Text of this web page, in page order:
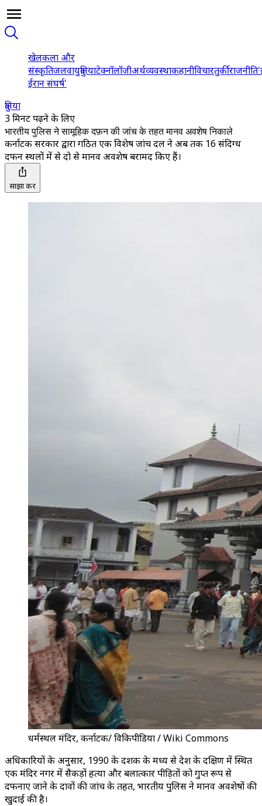
खेलकला और
संस्कृतिजलवायुदुनियाटेक्नॉलॉजीअर्थव्यवस्थाकहानीविचारतुर्कीराजनीति
ईरान संघर्ष'
दुनिया
3 मिनट पढ़ने के लिए
भारतीय पुलिस ने सामूहिक दफ़न की जांच के तहत मानव अवशेष निकाले
कर्नाटक सरकार द्वारा गठित एक विशेष जांच दल ने अब तक 16 संदिग्ध
दफन स्थलों में से दो से मानव अवशेष बरामद किए हैं।
साझा करें
धर्मस्थल मंदिर, कर्नाटक/ विकिपीडिया / Wiki Commons
अधिकारियों के अनुसार, 1990 के दशक के मध्य से देश के दक्षिण में स्थित
एक मंदिर नगर में सैकड़ों हत्या और बलात्कार पीड़ितों को गुप्त रूप से
दफनाए जाने के दावों की जांच के तहत, भारतीय पुलिस ने मानव अवशेषों की
खुदाई की है।